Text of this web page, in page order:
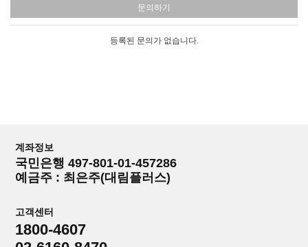
문의하기
등록된 문의가 없습니다.
계좌정보
국민은행 497-801-01-457286
예금주 : 최은주(대림플러스)
고객센터
1800-4607